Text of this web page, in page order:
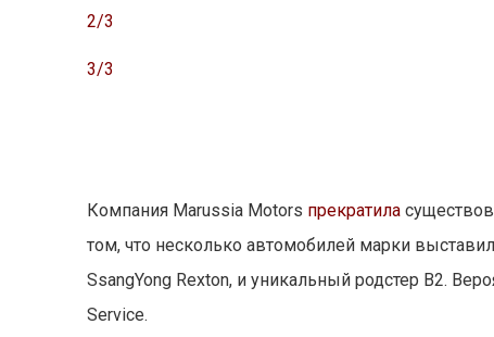
2/3
3/3
Компания Marussia Motors прекратила
том, что несколько автомобилей марки
SsangYong Rexton, и уникальный родстер B2.
Service.